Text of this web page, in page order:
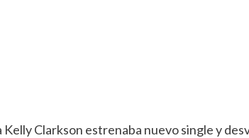
Kelly Clarkson estrenaba nuevo single y